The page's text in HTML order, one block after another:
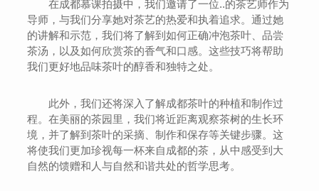
在成都慕课拍摄中，我们邀请了一位..的茶艺师作为
导师，与我们分享她对茶艺的热爱和执着追求。通过她
的讲解和示范，我们将了解到如何正确冲泡茶叶、品尝
茶汤，以及如何欣赏茶的香气和口感。这些技巧将帮助
我们更好地品味茶叶的醇香和独特之处。
此外，我们还将深入了解成都茶叶的种植和制作过
程。在美丽的茶园里，我们将近距离观察茶树的生长环
境，并了解到茶叶的采摘、制作和保存等关键步骤。这
将使我们更加珍视每一杯来自成都的茶，从中感受到大
自然的馈赠和人与自然和谐共处的哲学思考。